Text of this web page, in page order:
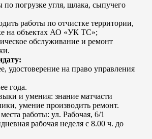
погрузке угля, шлака, сыпучего
работы по отчистке территории,
на объектах АО «УК ТС»;
обслуживание и ремонт
удостоверение на право управления
года.
и умения: знание матчасти
умение производить ремонт.
работы: ул. Рабочая, 6/1
рабочая неделя с 8.00 ч. до